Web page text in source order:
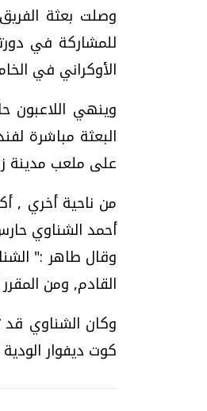
وصلت بعثة الفريق
للمشاركة في
الأوكراني في
وينهي اللاعبون
البعثة مباشرة
على ملعب مدينة
من ناحية أخري ,
أحمد الشناوي
وقال طاهر :"
القادم, ومن
وكان الشناوي
كوت ديفوار
فيديو.. الإعلام الرقمي.. تقنيات